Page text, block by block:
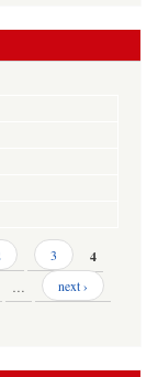
3 4
…
next ›